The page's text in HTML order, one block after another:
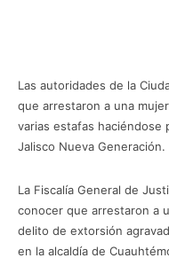
Las autoridades de la
que arrestaron a una
varias estafas haciéndose
Jalisco Nueva Generación.
La Fiscalía General de
conocer que arrestaron a
delito de extorsión
en la alcaldía de